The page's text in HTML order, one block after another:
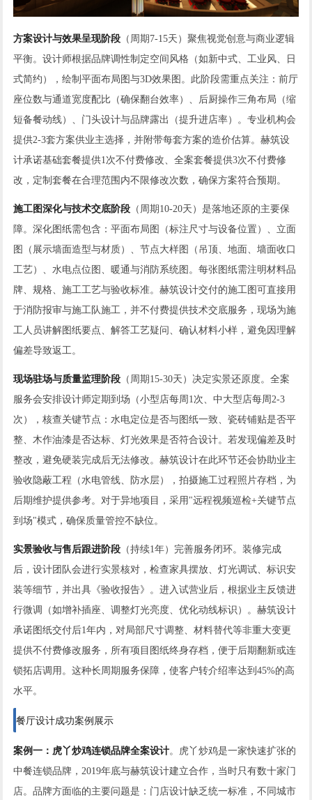
方案设计与效果呈现阶段 （周期7-15天）聚焦视觉创意与商业逻辑
平衡。设计师根据品牌调性制定空间风格（如新中式、工业风、日
式简约），绘制平面布局图与3D效果图。此阶段需重点关注：前厅
座位数与通道宽度配比（确保翻台效率）、后厨操作三角布局（缩
短备餐动线）、门头设计与品牌露出（提升进店率）。专业机构会
提供2-3套方案供业主选择，并附带每套方案的造价估算。赫筑设
计承诺基础套餐提供1次不付费修改、全案套餐提供3次不付费修
改，定制套餐在合理范围内不限修改次数，确保方案符合预期。
施工图深化与技术交底阶段 （周期10-20天）是落地还原的主要保
障。深化图纸需包含：平面布局图（标注尺寸与设备位置）、立面
图（展示墙面造型与材质）、节点大样图（吊顶、地面、墙面收口
工艺）、水电点位图、暖通与消防系统图。每张图纸需注明材料品
牌、规格、施工工艺与验收标准。赫筑设计交付的施工图可直接用
于消防报审与施工队施工，并不付费提供技术交底服务，现场为施
工人员讲解图纸要点、解答工艺疑问、确认材料小样，避免因理解
偏差导致返工。
现场驻场与质量监理阶段 （周期15-30天）决定实景还原度。全案
服务会安排设计师定期到场（小型店每周1次、中大型店每周2-3
次），核查关键节点：水电定位是否与图纸一致、瓷砖铺贴是否平
整、木作油漆是否达标、灯光效果是否符合设计。若发现偏差及时
整改，避免硬装完成后无法修改。赫筑设计在此环节还会协助业主
验收隐蔽工程（水电管线、防水层），拍摄施工过程照片存档，为
后期维护提供参考。对于异地项目，采用"远程视频巡检+关键节点
到场"模式，确保质量管控不缺位。
实景验收与售后跟进阶段 （持续1年）完善服务闭环。装修完成
后，设计团队会进行实景核对，检查家具摆放、灯光调试、标识安
装等细节，并出具《验收报告》。进入试营业后，根据业主反馈进
行微调（如增补插座、调整灯光亮度、优化动线标识）。赫筑设计
承诺图纸交付后1年内，对局部尺寸调整、材料替代等非重大变更
提供不付费修改服务，所有项目图纸终身存档，便于后期翻新或连
锁拓店调用。这种长周期服务保障，使客户转介绍率达到45%的高
水平。
餐厅设计成功案例展示
案例一：虎丫炒鸡连锁品牌全案设计。虎丫炒鸡是一家快速扩张的
中餐连锁品牌，2019年底与赫筑设计建立合作，当时只有数十家门
店。品牌方面临的主要问题是：门店设计缺乏统一标准，不同城市